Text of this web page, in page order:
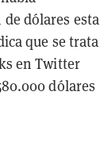
dólares esta
que se trata
en Twitter
dólares